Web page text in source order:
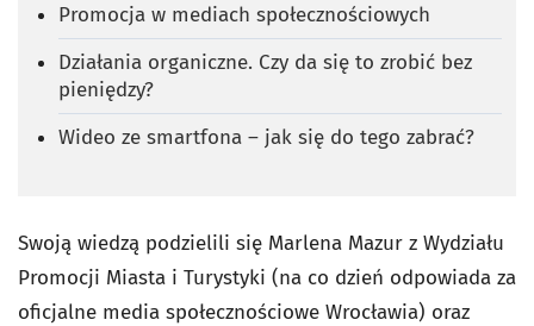
Promocja w mediach społecznościowych
Działania organiczne. Czy da się to zrobić bez
pieniędzy?
Wideo ze smartfona – jak się do tego zabrać?
Swoją wiedzą podzielili się Marlena Mazur z Wydziału
Promocji Miasta i Turystyki (na co dzień odpowiada za
oficjalne media społecznościowe Wrocławia) oraz